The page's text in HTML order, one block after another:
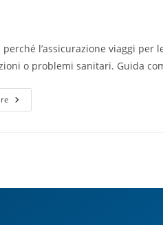
perché l’assicurazione viaggi
o problemi sanitari. Guida